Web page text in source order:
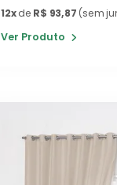
12xde R$ 93,87 (sem
Ver Produto